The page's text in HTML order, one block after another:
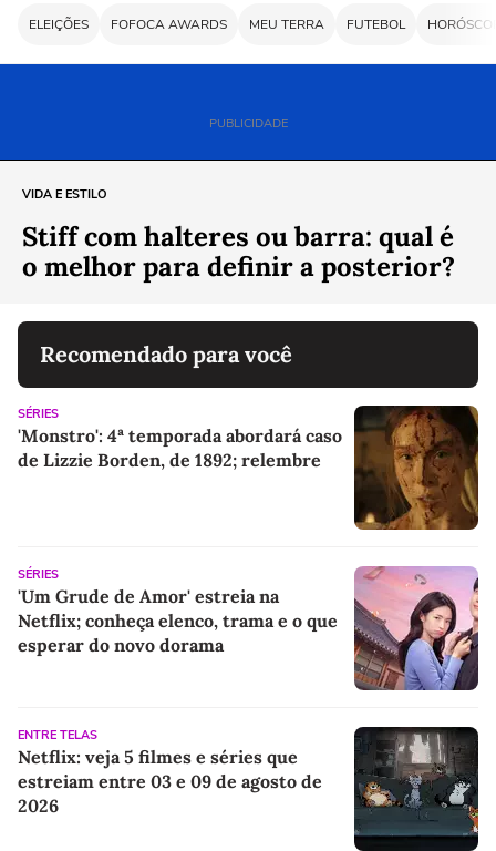
VIDA E ESTILO
Stiff com halteres ou barra: qual é
o melhor para definir a posterior?
Recomendado para você
SÉRIES
'Monstro': 4ª temporada abordará caso
de Lizzie Borden, de 1892; relembre
SÉRIES
'Um Grude de Amor' estreia na
Netflix; conheça elenco, trama e o que
esperar do novo dorama
ENTRE TELAS
Netflix: veja 5 filmes e séries que
estreiam entre 03 e 09 de agosto de
2026